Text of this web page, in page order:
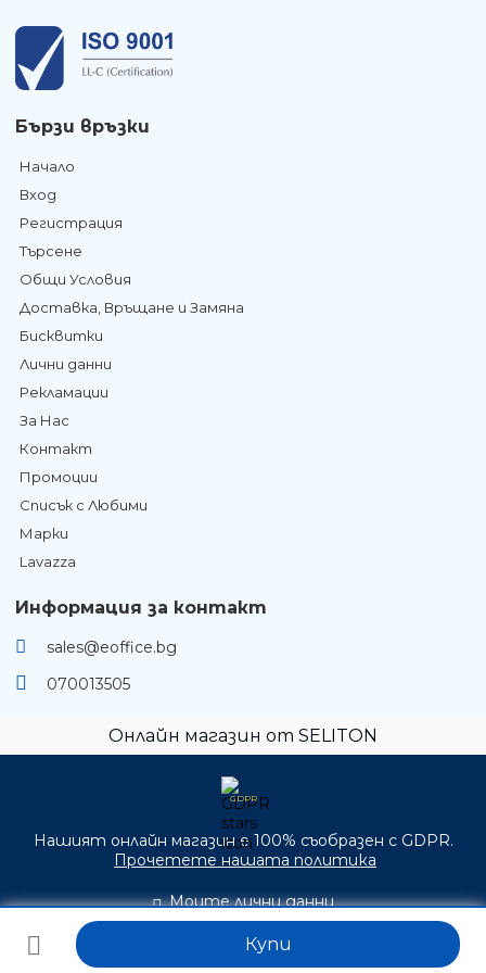
Бързи връзки
Начало
Вход
Регистрация
Търсене
Общи Условия
Доставка, Връщане и Замяна
Бисквитки
Лични данни
Рекламации
За Нас
Контакт
Промоции
Списък с Любими
Марки
Lavazza
Информация за контакт
sales@eoffice.bg
070013505
Онлайн магазин от SELITON
GDPR
Нашият онлайн магазин е 100% съобразен с GDPR.
Прочетете нашата политика
Моите лични данни